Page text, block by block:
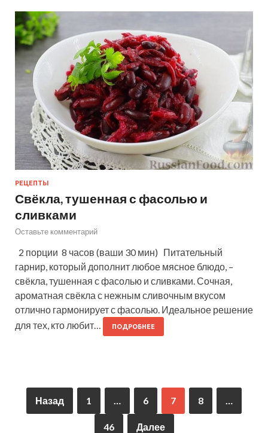
РЕЦЕПТЫ
Свёкла, тушенная с фасолью и
сливками
Оставьте комментарий
2 порции 8 часов (ваши 30 мин) Питательный
гарнир, который дополнит любое мясное блюдо, –
свёкла, тушенная с фасолью и сливками. Сочная,
ароматная свёкла с нежным сливочным вкусом
отлично гармонирует с фасолью. Идеальное решение
для тех, кто любит…
ПОДРОБНЕЕ
Назад 1 … 6 7 8 …
46 Далее